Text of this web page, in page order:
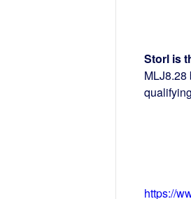
Storl is
MLJ8.28
https://